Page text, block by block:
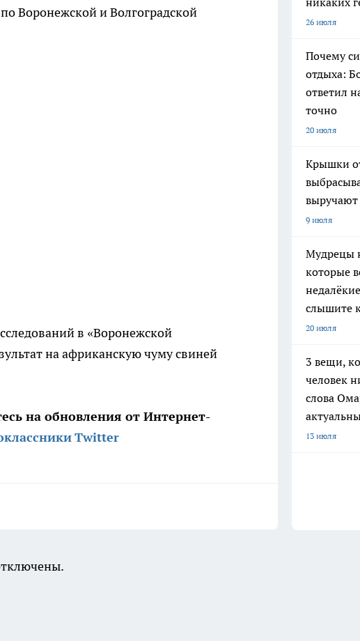
Воронежской и Волгоградской
в «Воронежской
на африканскую чуму свиней
на обновления от Интернет-
Twitter
26 июля
Почему
отдыха:
ответил
точно
20 июля
Крышки
выручают
9 июля
Мудрецы
которые
слышите
20 июля
3 вещи,
человек
слова
13 июля